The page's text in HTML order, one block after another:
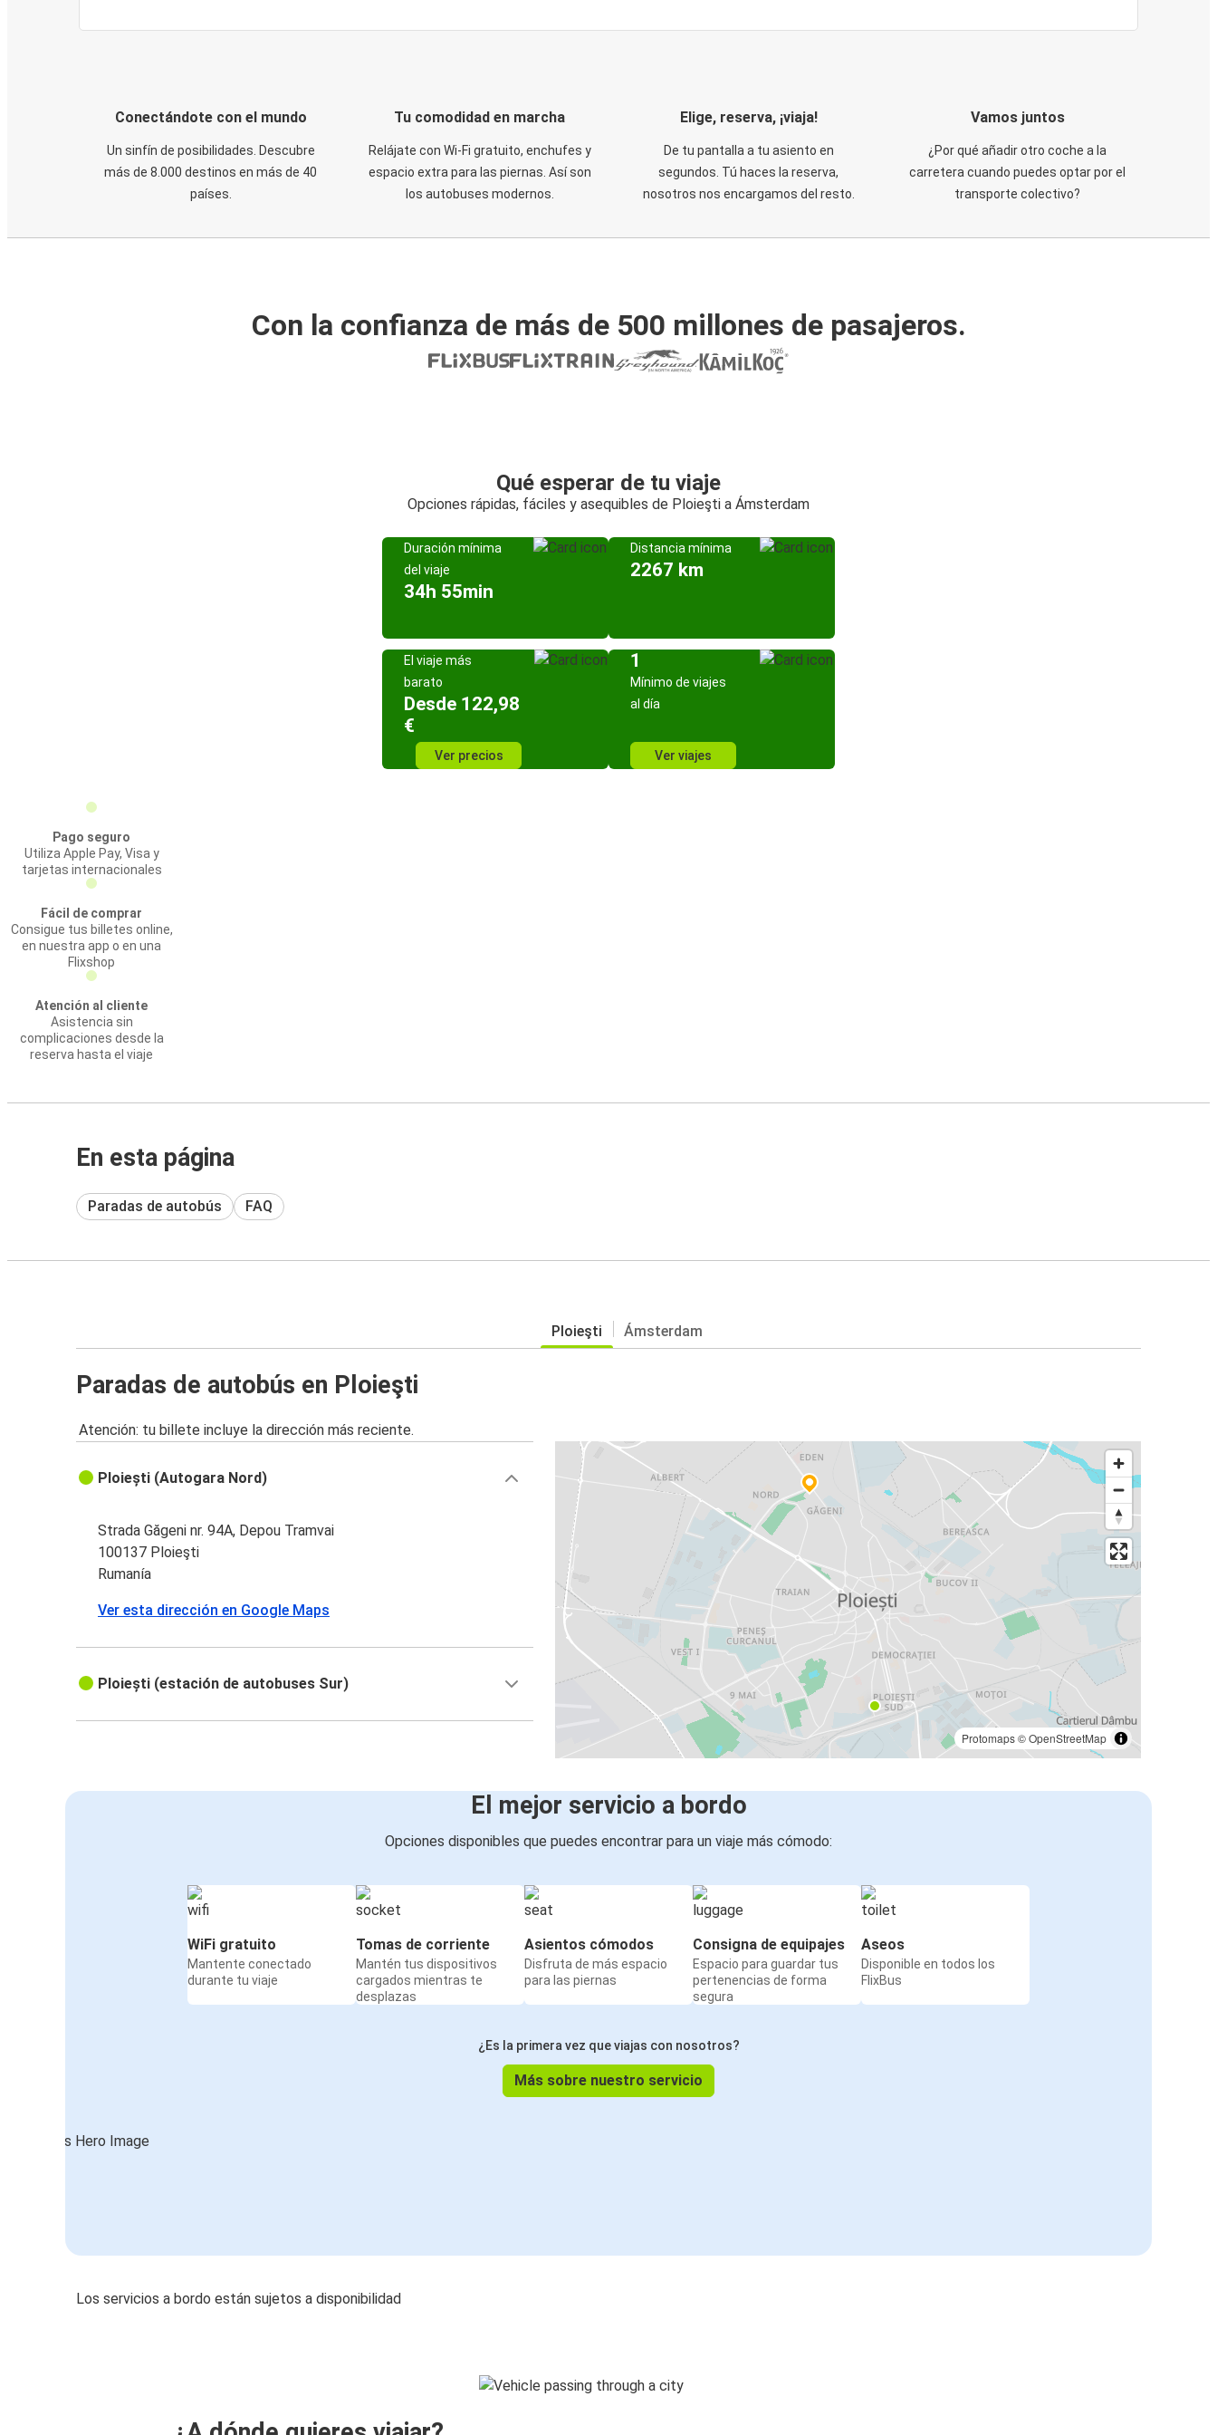
Conectándote con el mundo
Un sinfín de posibilidades. Descubre
más de 8.000 destinos en más de 40
países.
Tu comodidad en marcha
Relájate con Wi-Fi gratuito, enchufes y
espacio extra para las piernas. Así son
los autobuses modernos.
Elige, reserva, ¡viaja!
De tu pantalla a tu asiento en
segundos. Tú haces la reserva,
nosotros nos encargamos del resto.
Vamos juntos
¿Por qué añadir otro coche a la
carretera cuando puedes optar por el
transporte colectivo?
Con la confianza de más de 500 millones de pasajeros.
Qué esperar de tu viaje
Opciones rápidas, fáciles y asequibles de Ploieşti a Ámsterdam
Duración mínima
del viaje
34h 55min
Distancia mínima
2267 km
El viaje más
barato
Desde 122,98
€
Ver precios
1
Mínimo de viajes
al día
Ver viajes
Pago seguro
Utiliza Apple Pay, Visa y
tarjetas internacionales
Fácil de comprar
Consigue tus billetes online,
en nuestra app o en una
Flixshop
Atención al cliente
Asistencia sin
complicaciones desde la
reserva hasta el viaje
En esta página
Paradas de autobús FAQ
Ploieşti Ámsterdam
Paradas de autobús en Ploieşti
Atención: tu billete incluye la dirección más reciente.
Protomaps©OpenStreetMap
Ploiești (Autogara Nord)
Strada Găgeni nr. 94A, Depou Tramvai
100137 Ploieşti
Rumanía
Ver esta dirección en Google Maps
Ploiești (estación de autobuses Sur)
El mejor servicio a bordo
Opciones disponibles que puedes encontrar para un viaje más cómodo:
WiFi gratuito
Mantente conectado
durante tu viaje
Tomas de corriente
Mantén tus dispositivos
cargados mientras te
desplazas
Asientos cómodos
Disfruta de más espacio
para las piernas
Consigna de equipajes
Espacio para guardar tus
pertenencias de forma
segura
Aseos
Disponible en todos los
FlixBus
¿Es la primera vez que viajas con nosotros?
Más sobre nuestro servicio
Los servicios a bordo están sujetos a disponibilidad